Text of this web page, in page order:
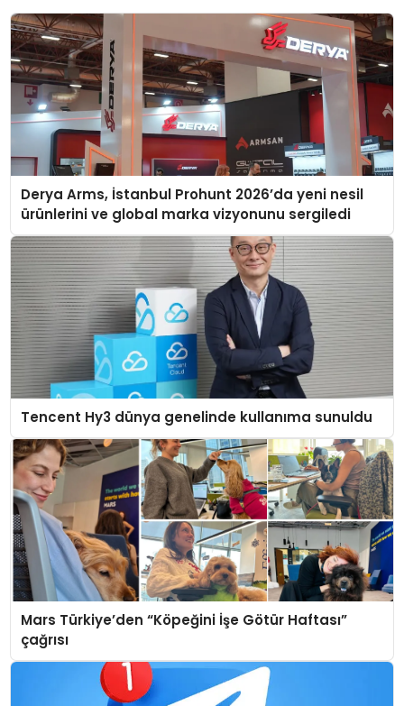
Derya Arms, İstanbul Prohunt 2026’da yeni nesil
ürünlerini ve global marka vizyonunu sergiledi
Tencent Hy3 dünya genelinde kullanıma sunuldu
Mars Türkiye’den “Köpeğini İşe Götür Haftası”
çağrısı